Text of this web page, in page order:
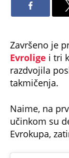
Završeno je
Evrolige i tri
razdvojila
takmičenja.
Naime, na
učinkom su
Evrokupa,